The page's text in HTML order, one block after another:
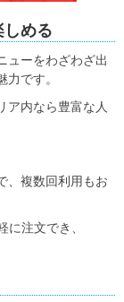
める
ューをわざわざ出
です。
ア内なら豊富な人
、複数回利用もお
注文でき、